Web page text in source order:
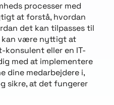
processer med
at forstå, hvordan
det kan tilpasses til
kan være nyttigt at
konsulent eller en IT-
med at implementere
dine medarbejdere i,
sikre, at det fungerer